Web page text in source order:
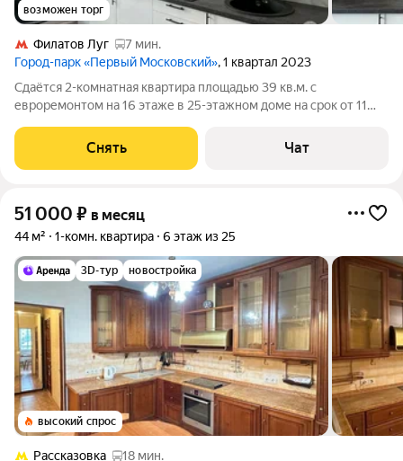
возможен торг
Филатов Луг
7 мин.
Город-парк «Первый Московский», 1 квартал 2023
Сдаётся 2-комнатная квартира площадью 39 кв.м. с
евроремонтом на 16 этаже в 25-этажном доме на срок от 11
Дом - монолитный, окна выходят на улицу. В подъезде 3 лифта
- 1 грузовой и 2
Снять Чат
51 000 ₽ в месяц
44 м² 1-комн. квартира 6 этаж из 25
3D-тур новостройка
высокий спрос
Рассказовка 18 мин.